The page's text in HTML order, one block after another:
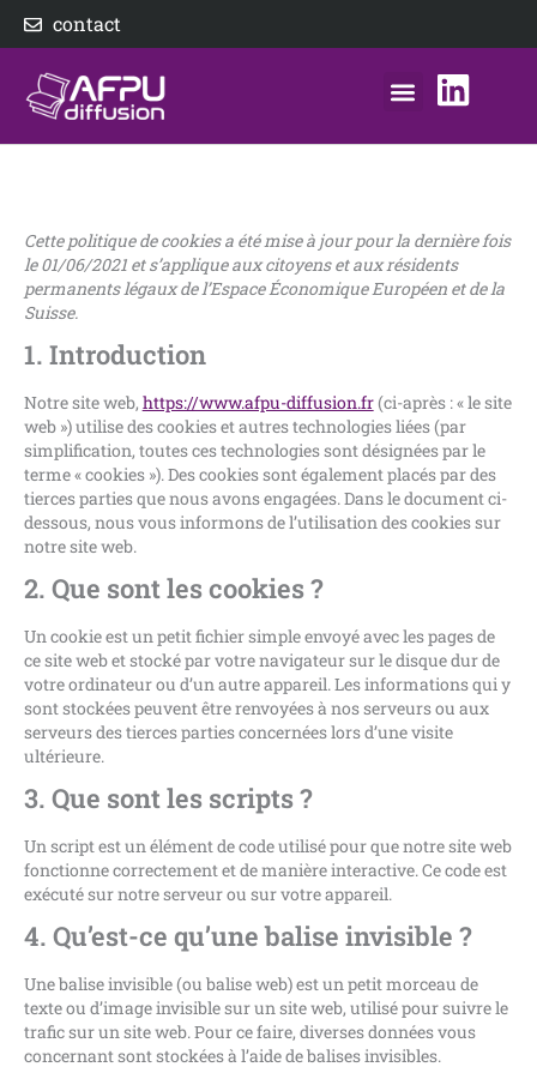
contact
Cette politique de cookies a été mise à jour pour la dernière fois
le 01/06/2021 et s’applique aux citoyens et aux résidents
permanents légaux de l’Espace Économique Européen et de la
Suisse.
1. Introduction
Notre site web, https://www.afpu-diffusion.fr(ci-après : « le site
web ») utilise des cookies et autres technologies liées (par
simplification, toutes ces technologies sont désignées par le
terme « cookies »). Des cookies sont également placés par des
tierces parties que nous avons engagées. Dans le document ci-
dessous, nous vous informons de l’utilisation des cookies sur
notre site web.
2. Que sont les cookies ?
Un cookie est un petit fichier simple envoyé avec les pages de
ce site web et stocké par votre navigateur sur le disque dur de
votre ordinateur ou d’un autre appareil. Les informations qui y
sont stockées peuvent être renvoyées à nos serveurs ou aux
serveurs des tierces parties concernées lors d’une visite
ultérieure.
3. Que sont les scripts ?
Un script est un élément de code utilisé pour que notre site web
fonctionne correctement et de manière interactive. Ce code est
exécuté sur notre serveur ou sur votre appareil.
4. Qu’est-ce qu’une balise invisible ?
Une balise invisible (ou balise web) est un petit morceau de
texte ou d’image invisible sur un site web, utilisé pour suivre le
trafic sur un site web. Pour ce faire, diverses données vous
concernant sont stockées à l’aide de balises invisibles.